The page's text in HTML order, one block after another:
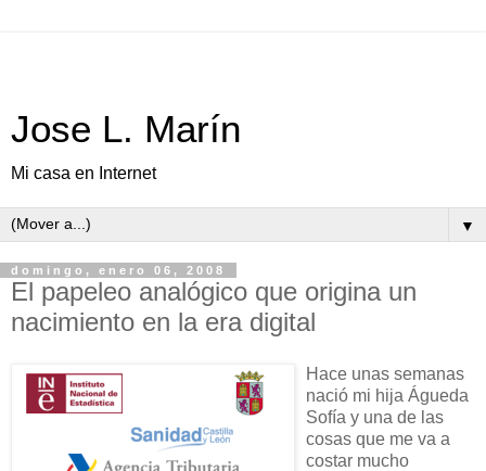
Jose L. Marín
Mi casa en Internet
▼
domingo, enero 06, 2008
El papeleo analógico que origina un
nacimiento en la era digital
Hace unas semanas
nació mi hija Águeda
Sofía y una de las
cosas que me va a
costar mucho